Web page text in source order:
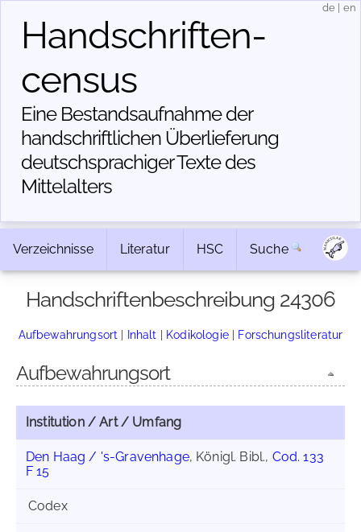
Handschriften­
census
Eine Bestandsaufnahme der
handschriftlichen Über­lieferung
deutschsprachiger Texte des
Mittelalters
de en
Verzeichnisse Literatur HSC Suche
Handschriftenbeschreibung 24306
Aufbewahrungsort | Inhalt | Kodikologie| Forschungsliteratur
Aufbewahrungsort
Institution / Art / Umfang
Den Haag / 's-Gravenhage, Königl. Bibl., Cod. 133
F 15
Codex